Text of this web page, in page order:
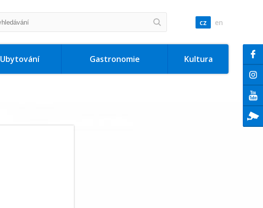
cz en
Ubytování Gastronomie Kultura